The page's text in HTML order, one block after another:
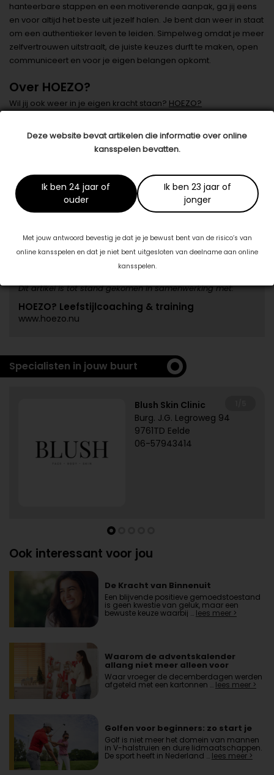
Deze website bevat artikelen die informatie over online
kansspelen bevatten.
Ik ben 24 jaar of
ouder
Ik ben 23 jaar of
jonger
Met jouw antwoord bevestig je dat je je bewust bent van de risico’s van
online kansspelen en dat je niet bent uitgesloten van deelname aan online
kansspelen.
hanteerbare stappen en een motiverende aanpak, ga jij eens
en voor altijd het beste uit jezelf halen. Je bent dan weer in staat
om een authentieker leven te leiden. Simpelweg omdat je meer
zelfvertrouwen uitstraalt, de juiste keuzes durft te maken, open
communiceert en voor je eigen belangen opkomt.
Over HOEZO?
Wil jij ook weer in je eigen kracht staan? HOEZO?
deur die je nodig hebt om gericht naar je doelen toe te werken.
Je krijgt inzicht in je eigen beperkende gedachten en leert hoe
je deze kunt omvormen zodat je het leven weer naar jouw hand
gerust contact op voor een vrijblijvend kennismakingsgesprek
om te zien wat we voor jou kunnen betekenen.
Deel dit artikel
Dit artikel is tot stand gekomen in samenwerking met:
HOEZO? Leefstijlcoaching & training
www.hoezo.nu
Specialisten in jouw buurt
Blush Skin Clinic
Burg. J.G. Legroweg 94
9761TD Eelde
06-57943414
Ook interessant voor jou
De Kracht van Binnenuit
Een blijvende positieve gemoedstoestand
is geen kwestie van geluk, maar een
bewuste keuze waarbij … lees meer >
Waarom de adventskalender
allang niet meer alleen voor
kinderen is
Waar vroeger de decemberdagen werden
afgeteld met een kartonnen … lees meer >
Golfen voor beginners: zo start je
Golf is niet meer het domein van mannen
in V-halstruien en dure lidmaatschappen.
De sport heeft in Nederland … lees meer >